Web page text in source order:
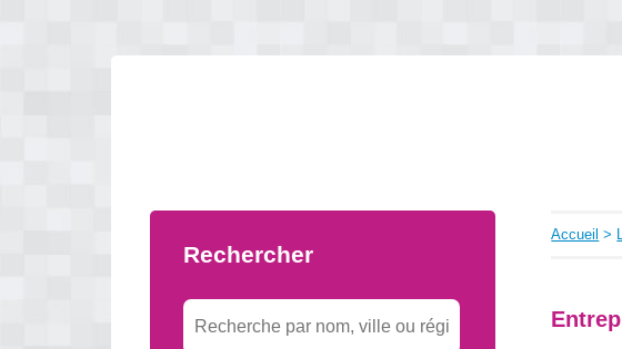
Rechercher
Accueil >